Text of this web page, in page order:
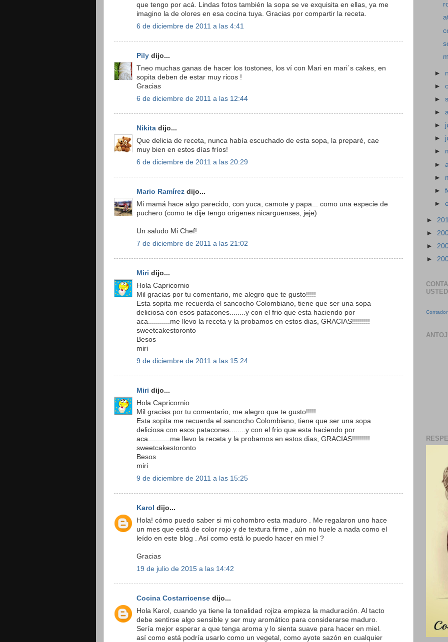
que tengo por acá. Lindas fotos también la sopa se ve exquisita en ellas, ya me
imagino la de olores en esa cocina tuya. Gracias por compartir la receta.
6 de diciembre de 2011 a las 4:41
Pily dijo...
Tneo muchas ganas de hacer los tostones, los ví con Mari en mari´s cakes, en
sopita deben de estar muy ricos !
Gracias
6 de diciembre de 2011 a las 12:44
Nikita dijo...
Que delicia de receta, nunca había escuchado de esta sopa, la preparé, cae
muy bien en estos días fríos!
6 de diciembre de 2011 a las 20:29
Mario Ramírez dijo...
Mi mamá hace algo parecido, con yuca, camote y papa... como una especie de
puchero (como te dije tengo origenes nicarguenses, jeje)
Un saludo Mi Chef!
7 de diciembre de 2011 a las 21:02
Miri dijo...
Hola Capricornio
Mil gracias por tu comentario, me alegro que te gusto!!!!!
Esta sopita me recuerda el sancocho Colombiano, tiene que ser una sopa
deliciosa con esos patacones........y con el frio que esta haciendo por
aca...........me llevo la receta y la probamos en estos dias, GRACIAS!!!!!!!!!
sweetcakestoronto
Besos
miri
9 de diciembre de 2011 a las 15:24
Miri dijo...
Hola Capricornio
Mil gracias por tu comentario, me alegro que te gusto!!!!!
Esta sopita me recuerda el sancocho Colombiano, tiene que ser una sopa
deliciosa con esos patacones........y con el frio que esta haciendo por
aca...........me llevo la receta y la probamos en estos dias, GRACIAS!!!!!!!!!
sweetcakestoronto
Besos
miri
9 de diciembre de 2011 a las 15:25
Karol dijo...
Hola! cómo puedo saber si mi cohombro esta maduro . Me regalaron uno hace
un mes que está de color rojo y de textura firme , aún no huele a nada como el
leído en este blog . Así como está lo puedo hacer en miel ?
Gracias
19 de julio de 2015 a las 14:42
Cocina Costarricense dijo...
Hola Karol, cuando ya tiene la tonalidad rojiza empieza la maduración. Al tacto
debe sentirse algo sensible y ser muy aromático para considerarse maduro.
Sería mejor esperar a que tenga aroma y lo sienta suave para hacer en miel.
así como está podría usarlo como un vegetal, como ayote sazón en cualquier
►
►
►
►
►
►
►
►
►
►
►
►
►
►
►